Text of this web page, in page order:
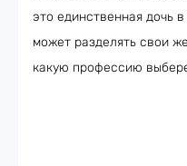
это единственная дочь
может разделять свои
какую профессию